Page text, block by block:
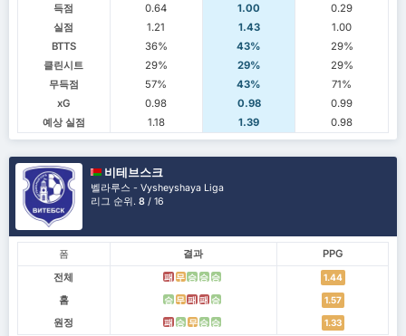
득점
0.64 1.00
0.29
실점
1.21 1.43
1.00
BTTS
36% 43%
29%
클린시트
29% 29%
29%
무득점
57% 43%
71%
xG
0.98 0.98
0.99
예상 실점
1.18 1.39 0.98
비테브스크
벨라루스 - Vysheyshaya Liga
리그 순위.8 / 16
폼 결과
PPG
전체
패 무 승 승 승 1.44
홈 승 무 패 패 승 1.57
원정 패 승 무 승 승 1.33